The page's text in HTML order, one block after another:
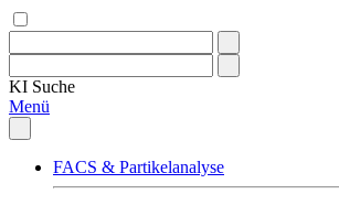
KI Suche
Menü
FACS & Partikelanalyse